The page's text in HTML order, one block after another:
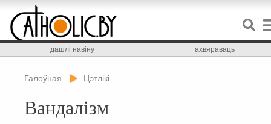
дашлі навіну ахвяраваць
Галоўная Цэтлікі
Вандалізм